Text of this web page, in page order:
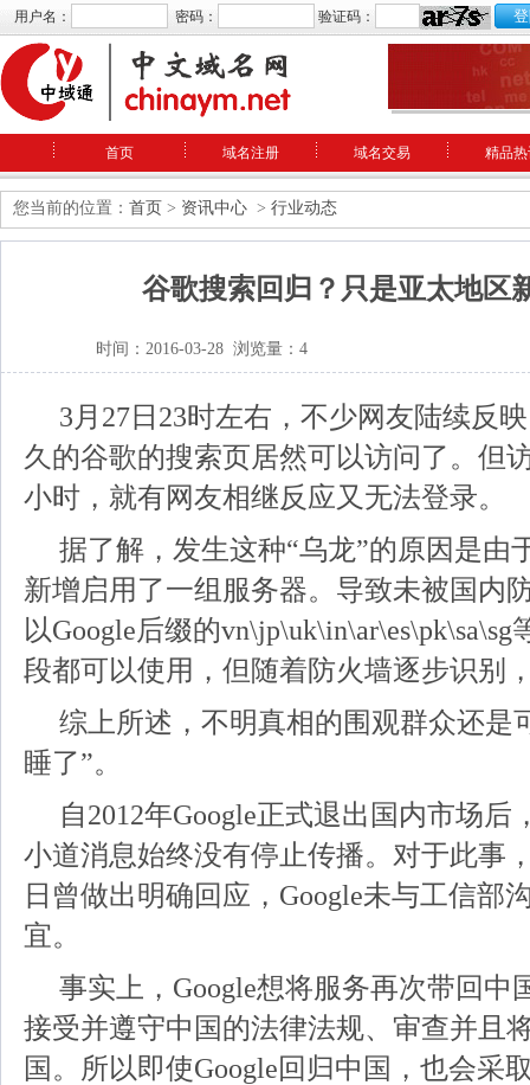
用户名： 密码： 验证码：
首页 域名注册 域名交易 精品
您当前的位置： 首页 > 资讯中心 > 行业动态
谷歌搜索回归？只是亚太地区
时间：2016-03-28 浏览量：4
3月27日23时左右，不少网友陆续反
久的谷歌的搜索页居然可以访问了。但
小时，就有网友相继反应又无法登录。
据了解，发生这种“乌龙”的原因是由
新增启用了一组服务器。导致未被国内
以Google后缀的
段都可以使用，但随着防火墙逐步识别
综上所述，不明真相的围观群众还是
睡了”。
自2012年Google正式退出国内市场后
小道消息始终没有停止传播。对于此事
日曾做出明确回应，Google未与工信部
宜。
事实上，Google想将服务再次带回中
接受并遵守中国的法律法规、审查并且
国。所以即使Google回归中国，也会采